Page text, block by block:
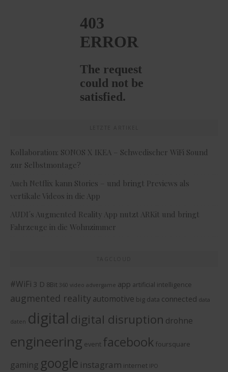
Kollaboration: SONOS X IKEA – Schwedischer WiFi Sound
zur Selbstmontage?
Auch Netflix kann Stories – und bringt Previews als
vertikale Videos in die App
AUDI´s Augmented Reality App nutzt ARKit und bringt
Fahrzeuge in die Wohnzimmer
#WiFi 3 D 8Bit 360 video advergame app artificial intelligence
augmented reality automotive big data connected data
daten digital digital disruption drohne
engineering event facebook foursquare
gaming google instagram internet IPO